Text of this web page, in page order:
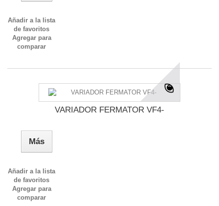
Añadir a la lista
de favoritos
Agregar para
comparar
VARIADOR FERMATOR VF4-
Más
Añadir a la lista
de favoritos
Agregar para
comparar